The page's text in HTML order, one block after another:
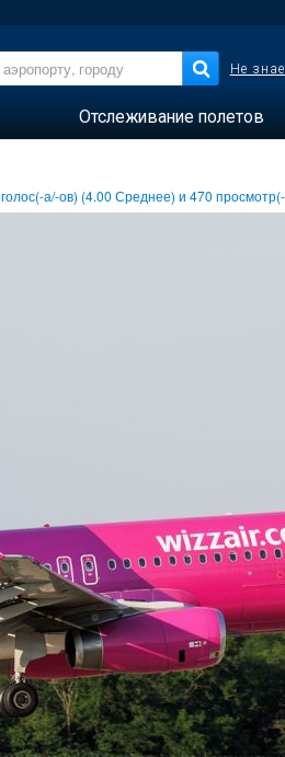
Не
Отслеживание полетов
голос(-а/-ов) (4.00 Среднее) и470